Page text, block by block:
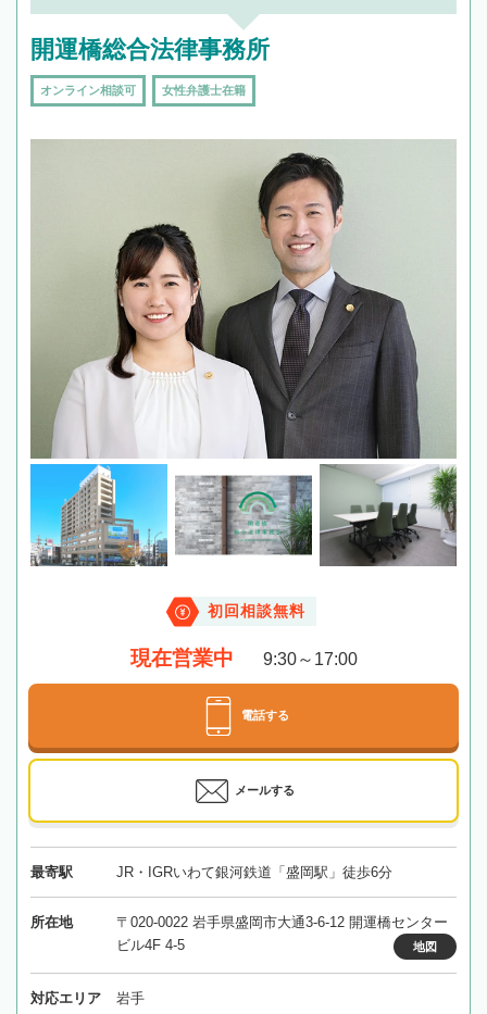
開運橋総合法律事務所
オンライン相談可 女性弁護士在籍
初回相談無料
現在営業中 9:30～17:00
電話する
メールする
最寄駅 JR・IGRいわて銀河鉄道「盛岡駅」徒歩6分
所在地
〒020-0022 岩手県盛岡市大通3-6-12 開運橋センター
ビル4F 4-5
地図
対応エリア 岩手